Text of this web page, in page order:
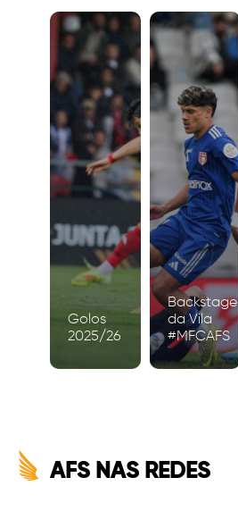
Golos
2025/26
Backstage
da Vila
#MFCAFS
AFS NAS REDES